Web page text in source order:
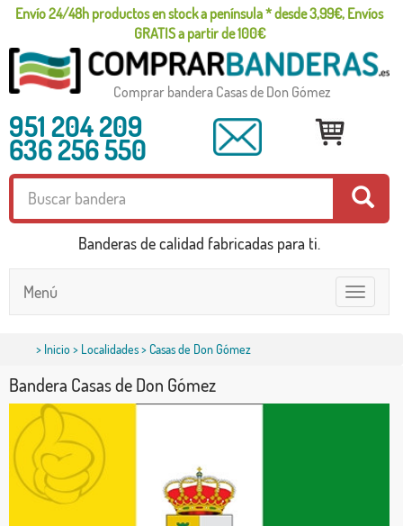
Envío 24/48h productos en stock a península * desde 3,99€, Envíos
GRATIS a partir de 100€
Comprar bandera Casas de Don Gómez
951 204 209
636 256 550
Banderas de calidad fabricadas para ti.
Toggle
navigation
Menú
> Inicio> Localidades> Casas de Don Gómez
Bandera Casas de Don Gómez